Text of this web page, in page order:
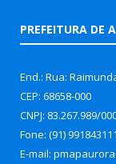
PREFEITURA DE
End.: Rua:
CEP: 68658-000
CNPJ: 83.267.989/
Fone: (91) 991843111
E-mail: